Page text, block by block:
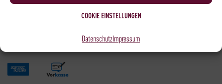
COOKIE EINSTELLUNGEN
DatenschutzImpressum
Zahlungsarten